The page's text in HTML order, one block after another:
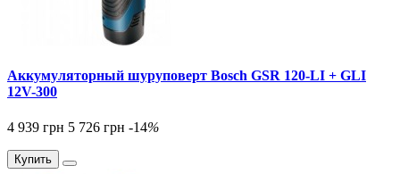
Аккумуляторный шуруповерт Bosch GSR 120-LI + GLI
12V-300
4 939 грн 5 726 грн -14%
Купить